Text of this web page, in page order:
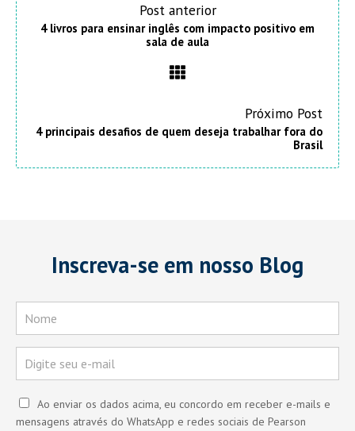
Post anterior
4 livros para ensinar inglês com impacto positivo em
sala de aula
Próximo Post
4 principais desafios de quem deseja trabalhar fora do
Brasil
Inscreva-se em nosso Blog
Ao enviar os dados acima, eu concordo em receber e-mails e
mensagens através do WhatsApp e redes sociais de Pearson